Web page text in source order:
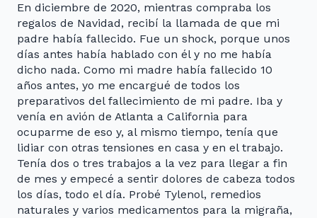
En diciembre de 2020, mientras compraba los
regalos de Navidad, recibí la llamada de que mi
padre había fallecido. Fue un shock, porque unos
días antes había hablado con él y no me había
dicho nada. Como mi madre había fallecido 10
años antes, yo me encargué de todos los
preparativos del fallecimiento de mi padre. Iba y
venía en avión de Atlanta a California para
ocuparme de eso y, al mismo tiempo, tenía que
lidiar con otras tensiones en casa y en el trabajo.
Tenía dos o tres trabajos a la vez para llegar a fin
de mes y empecé a sentir dolores de cabeza todos
los días, todo el día. Probé Tylenol, remedios
naturales y varios medicamentos para la migraña,